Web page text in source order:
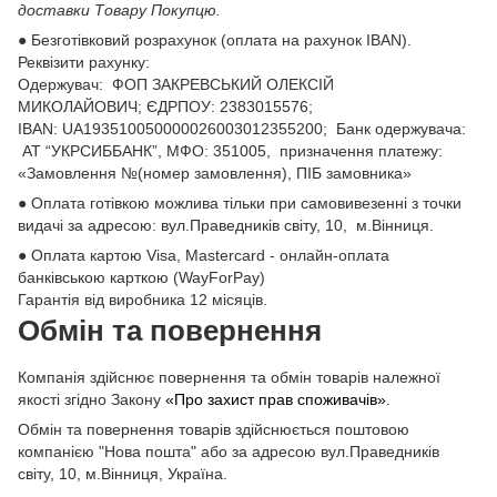
доставки Товару Покупцю.
● Безготівковий розрахунок (оплата на рахунок IBAN).
Реквізити рахунку:
Одержувач: ФОП ЗАКРЕВСЬКИЙ ОЛЕКСІЙ
МИКОЛАЙОВИЧ; ЄДРПОУ: 2383015576;
ІВАN: UA193510050000026003012355200; Банк одержувача:
АТ “УКРСИББАНК”, МФО: 351005, призначення платежу:
«Замовлення №(номер замовлення), ПІБ замовника»
● Оплата готівкою можлива тільки при самовивезенні з точки
видачі за адресою: вул.Праведників світу, 10, м.Вінниця.
● Оплата картою Visa, Mastercard - онлайн-оплата
банківською карткою (WayForPay)
Гарантія від виробника 12 місяців.
Обмін та повернення
Компанія здійснює повернення та обмін товарів належної
якості згідно Закону «Про захист прав споживачів»
Обмін та повернення товарів здійснюється поштовою
компанією "Нова пошта" або за адресою вул.Праведників
світу, 10, м.Вінниця, Україна.